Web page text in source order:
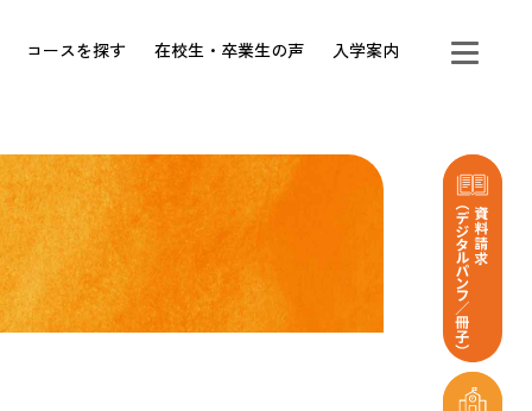
コースを探す 在校生・卒業生の声 入学案内